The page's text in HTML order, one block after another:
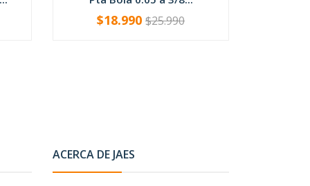
+
$18.990 $25.990
ACERCA DE JAES